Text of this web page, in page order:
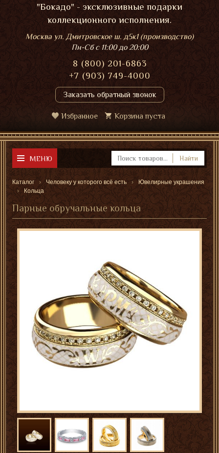
"Бокадо" - эксклюзивные подарки
коллекционного исполнения.
Москва ул. Дмитровское ш. д5к1 (производство)
Пн-Сбс 11:00 до 20:00
8 (800) 201-6863
+7 (903) 749-4000
Заказать обратный звонок
Избранное Корзина пуста
МЕНЮ Найти
Каталог Человеку у которого всё есть
Ювелирные украшения
Кольца
Парные обручальные кольца